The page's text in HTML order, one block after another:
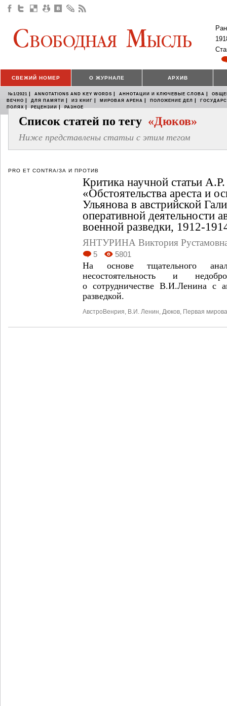
СВЕЖИЙ НОМЕР О ЖУРНАЛЕ АРХИВ
№1/2021 | ANNOTATIONS AND KEY WORDS | АННОТАЦИИ И КЛЮЧЕВЫЕ СЛОВА |
ВЕЧНО | ДЛЯ ПАМЯТИ | ИЗ КНИГ | МИРОВАЯ АРЕНА | ПОЛОЖЕНИЕ ДЕЛ |
ПОЛЯХ | РЕЦЕНЗИИ | РАЗНОЕ
Список статей по тегу «Дюков»
Ниже представлены статьи с этим тегом
PRO ET CONTRA/ЗА И ПРОТИВ
Критика научной статьи
«Обстоятельства ареста и
Ульянова в австрийской
оперативной деятельности
военной разведки, 1912-
ЯНТУРИНА Виктория
5 5801
На основе тщательного
несостоятельность и
о сотрудничестве В.И.Ленина с
разведкой.
Австро­Венрия В.И. Ленин Дюков Первая